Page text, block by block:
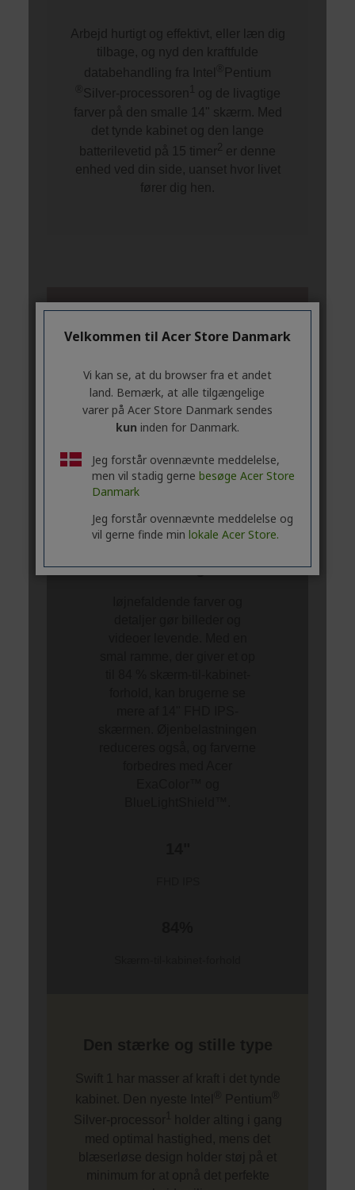
Velkommen til Acer Store Danmark
Vi kan se, at du browser fra et andet
land. Bemærk, at alle tilgængelige
varer på Acer Store Danmark sendes
kun inden for Danmark.
Jeg forstår ovennævnte meddelelse,
men vil stadig gerne besøge Acer Store
Danmark
Jeg forstår ovennævnte meddelelse og
vil gerne finde min lokale Acer Store.